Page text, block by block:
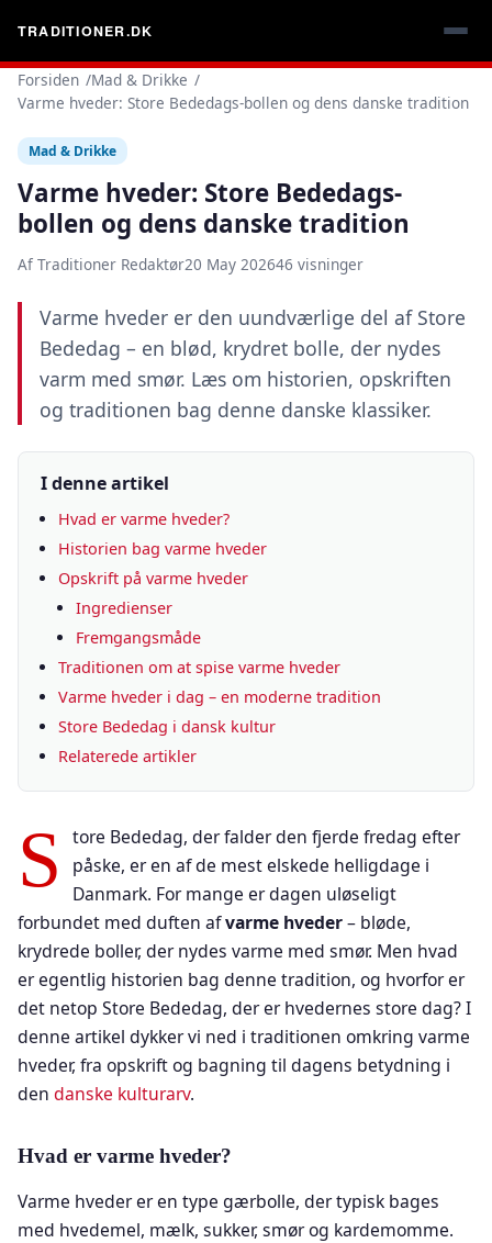
TRADITIONER.DK
Forsiden
Mad & Drikke
Varme hveder: Store Bededags-bollen og dens danske tradition
Mad & Drikke
Varme hveder: Store Bededags-
bollen og dens danske tradition
Af Traditioner Redaktør20 May 202646 visninger
Varme hveder er den uundværlige del af Store
Bededag – en blød, krydret bolle, der nydes
varm med smør. Læs om historien, opskriften
og traditionen bag denne danske klassiker.
I denne artikel
Hvad er varme hveder?
Historien bag varme hveder
Opskrift på varme hveder
Ingredienser
Fremgangsmåde
Traditionen om at spise varme hveder
Varme hveder i dag – en moderne tradition
Store Bededag i dansk kultur
Relaterede artikler
S
tore Bededag, der falder den fjerde fredag efter
påske, er en af de mest elskede helligdage i
Danmark. For mange er dagen uløseligt
forbundet med duften afvarme hveder– bløde,
krydrede boller, der nydes varme med smør. Men hvad
er egentlig historien bag denne tradition, og hvorfor er
det netop Store Bededag, der er hvedernes store dag? I
denne artikel dykker vi ned i traditionen omkring varme
hveder, fra opskrift og bagning til dagens betydning i
den danske kulturarv.
Hvad er varme hveder?
Varme hveder er en type gærbolle, der typisk bages
med hvedemel, mælk, sukker, smør og kardemomme.